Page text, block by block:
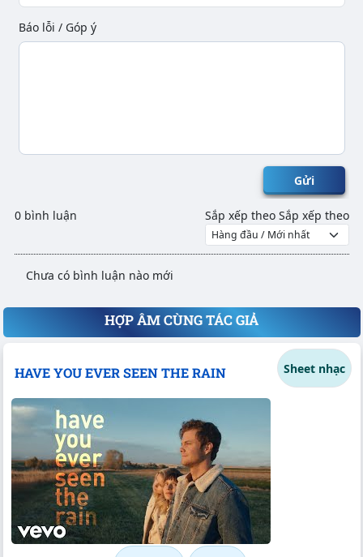
Báo lỗi / Góp ý
Gửi
0 bình luận Sắp xếp theo Sắp xếp theo
Chưa có bình luận nào mới
HỢP ÂM CÙNG TÁC GIẢ
HAVE YOU EVER SEEN THE RAIN Sheet nhạc